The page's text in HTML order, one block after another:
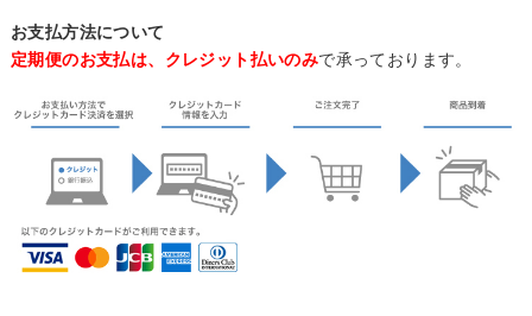
お支払方法について
定期便のお支払は、クレジット払いのみで承っております。